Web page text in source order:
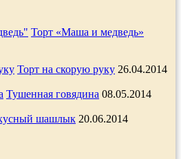
Торт «Маша и медведь»
Торт на скорую руку 26.04.2014
Тушенная говядина 08.05.2014
шашлык 20.06.2014